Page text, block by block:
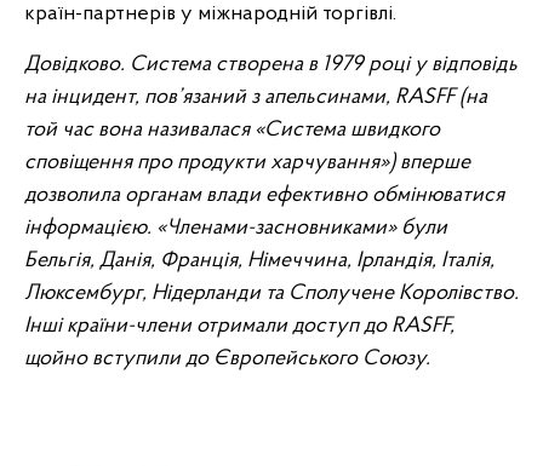
країн-партнерів у міжнародній торгівлі.
Довідково. Система створена в 1979 році у відповідь
на інцидент, пов’язаний з апельсинами, RASFF(на
той час вона називалася «Система швидкого
сповіщення про продукти харчування») вперше
дозволила органам влади ефективно обмінюватися
інформацією. «Членами-засновниками» були
Бельгія, Данія, Франція, Німеччина, Ірландія, Італія,
Люксембург, Нідерланди та Сполучене Королівство.
Інші країни-члени отримали доступ до RASFF,
щойно вступили до Європейського Союзу.